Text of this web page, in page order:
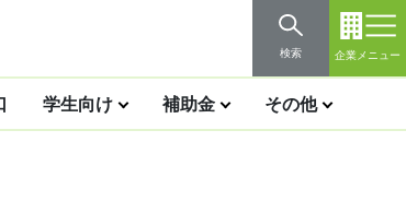
検索 企業メニュー
学生向け 補助金 その他